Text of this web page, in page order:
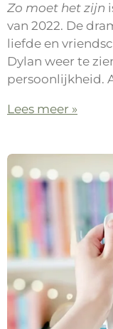
Zo moet het zijn
van 2022. De
liefde en
Dylan weer te
persoonlijkheid.
Lees meer »